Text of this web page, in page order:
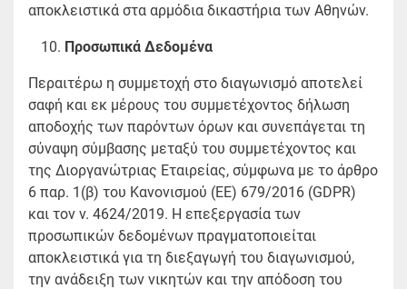
αποκλειστικά στα αρμόδια δικαστήρια των Αθηνών.
Προσωπικά Δεδομένα
Περαιτέρω η συμμετοχή στο διαγωνισμό αποτελεί
σαφή και εκ μέρους του συμμετέχοντος δήλωση
αποδοχής των παρόντων όρων και συνεπάγεται τη
σύναψη σύμβασης μεταξύ του συμμετέχοντος και
της Διοργανώτριας Εταιρείας, σύμφωνα με το άρθρο
6 παρ. 1(β) του Κανονισμού (ΕΕ) 679/2016 (GDPR)
και τον ν. 4624/2019. Η επεξεργασία των
προσωπικών δεδομένων πραγματοποιείται
αποκλειστικά για τη διεξαγωγή του διαγωνισμού,
την ανάδειξη των νικητών και την απόδοση του